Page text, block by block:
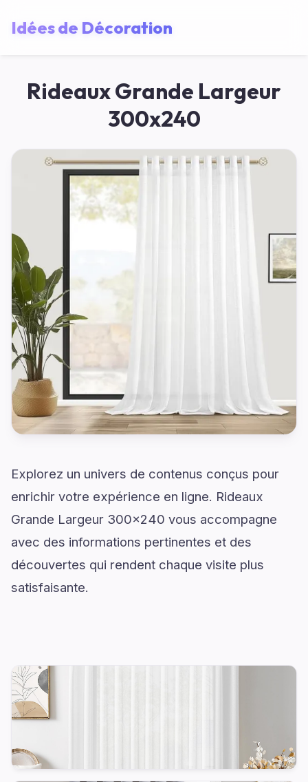
Idées de Décoration
Rideaux Grande Largeur
300x240
Explorez un univers de contenus conçus pour
enrichir votre expérience en ligne. Rideaux
Grande Largeur 300x240 vous accompagne
avec des informations pertinentes et des
découvertes qui rendent chaque visite plus
satisfaisante.